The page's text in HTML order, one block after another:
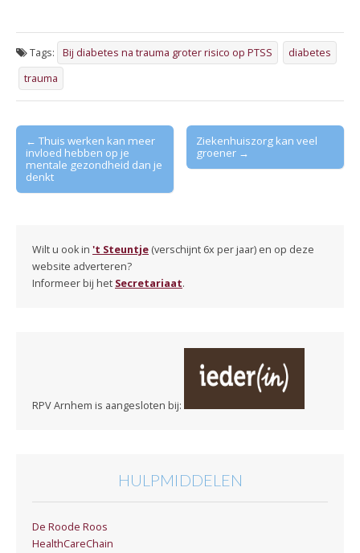
Tags: Bij diabetes na trauma groter risico op PTSS
diabetes
trauma
Post
navigation
← Thuis werken kan meer
invloed hebben op je
mentale gezondheid dan je
denkt
Ziekenhuiszorg kan veel
groener →
Wilt u ook in 't Steuntje (verschijnt 6x per jaar) en op deze
website adverteren?
Informeer bij het Secretariaat.
RPV Arnhem is aangesloten bij:
HULPMIDDELEN
De Roode Roos
HealthCareChain